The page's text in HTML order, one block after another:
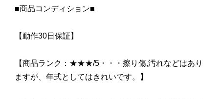
■商品コンディション■
【動作30日保証】
【商品ランク：★★★/5・・・擦り傷,汚れなどはあり
ますが、年式としてはきれいです。】